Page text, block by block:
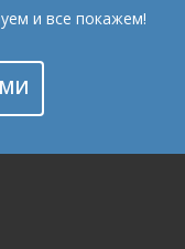
и все покажем!